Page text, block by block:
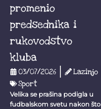
promenio
predsednika i
rukovodstvo
kluba
03/07/2026
Lazinjo
Sport
Velika se prašina podigla u
fudbalskom svetu nakon što